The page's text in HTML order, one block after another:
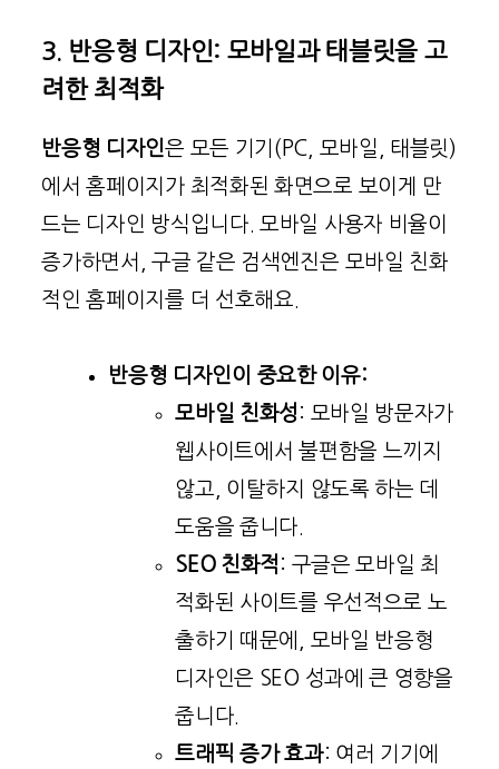
3. 반응형 디자인: 모바일과 태블릿을 고
려한 최적화
반응형 디자인은 모든 기기(PC, 모바일, 태블릿)
에서 홈페이지가 최적화된 화면으로 보이게 만
드는 디자인 방식입니다. 모바일 사용자 비율이
증가하면서, 구글 같은 검색엔진은 모바일 친화
적인 홈페이지를 더 선호해요.
반응형 디자인이 중요한 이유:
모바일 친화성 : 모바일 방문자가
웹사이트에서 불편함을 느끼지
않고, 이탈하지 않도록 하는 데
도움을 줍니다.
SEO 친화적 : 구글은 모바일 최
적화된 사이트를 우선적으로 노
출하기 때문에, 모바일 반응형
디자인은 SEO 성과에 큰 영향을
줍니다.
트래픽 증가 효과: 여러 기기에